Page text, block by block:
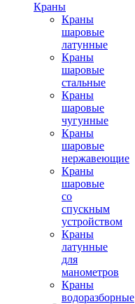
Краны
Краны
шаровые
латунные
Краны
шаровые
стальные
Краны
шаровые
чугунные
Краны
шаровые
нержавеющие
Краны
шаровые
со
спускным
устройством
Краны
латунные
для
манометров
Краны
водоразборные